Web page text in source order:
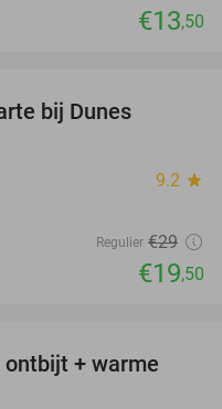
€13,50
bij Dunes
9.2 star
Regulier €29
€19,50
33%
ontbijt + warme